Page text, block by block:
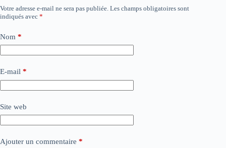
Votre adresse e-mail ne sera pas publiée. Les champs obligatoires sont
indiqués avec *
Nom *
E-mail *
Site web
Ajouter un commentaire *